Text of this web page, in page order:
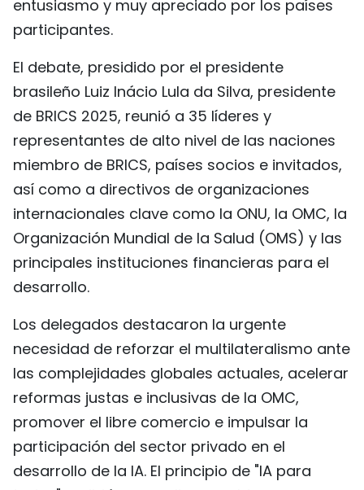
entusiasmo y muy apreciado por los países
participantes.
El debate, presidido por el presidente
brasileño Luiz Inácio Lula da Silva, presidente
de BRICS 2025, reunió a 35 líderes y
representantes de alto nivel de las naciones
miembro de BRICS, países socios e invitados,
así como a directivos de organizaciones
internacionales clave como la ONU, la OMC, la
Organización Mundial de la Salud (OMS) y las
principales instituciones financieras para el
desarrollo.
Los delegados destacaron la urgente
necesidad de reforzar el multilateralismo ante
las complejidades globales actuales, acelerar
reformas justas e inclusivas de la OMC,
promover el libre comercio e impulsar la
participación del sector privado en el
desarrollo de la IA. El principio de "IA para